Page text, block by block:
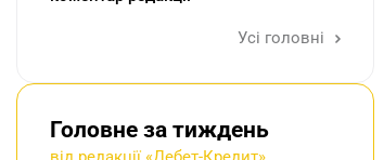
Усі головні
Головне за тиждень